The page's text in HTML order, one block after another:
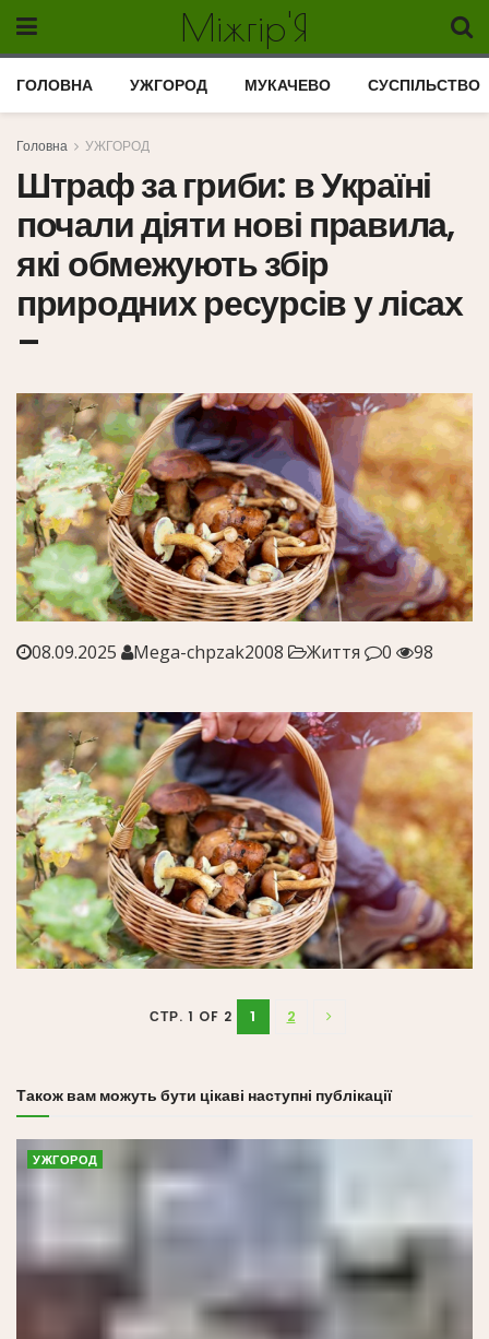
Міжгір'Я
ГОЛОВНА УЖГОРОД МУКАЧЕВО СУСПІЛЬСТВО
Головна УЖГОРОД
Штраф за гриби: в Україні
почали діяти нові правила,
які обмежують збір
природних ресурсів у лісах
–
08.09.2025 Mega-chpzak2008 Життя 0 98
СТР. 1 OF 2 1 2
Також вам можуть бути цікаві наступні публікації
УЖГОРОД